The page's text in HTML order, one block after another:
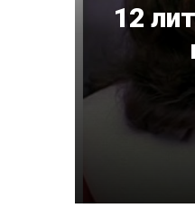
12